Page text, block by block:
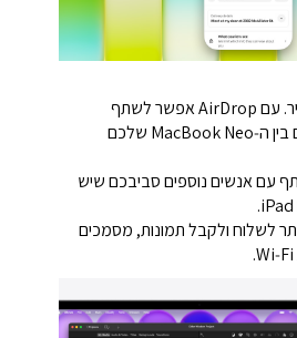
שתפו בקלות דרך האוויר. עם AirDrop אפשר לשתף
במהירות קבצים גדולים בין ה‑MacBook Neo שלכם
עם אנשים נוספים סביבכם שיש
לשלוח ולקבל תמונות, מסמכים